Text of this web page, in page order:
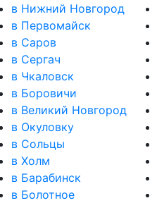
в Нижний Новгород
в Первомайск
в Саров
в Сергач
в Чкаловск
в Боровичи
в Великий Новгород
в Окуловку
в Сольцы
в Холм
в Барабинск
в Болотное